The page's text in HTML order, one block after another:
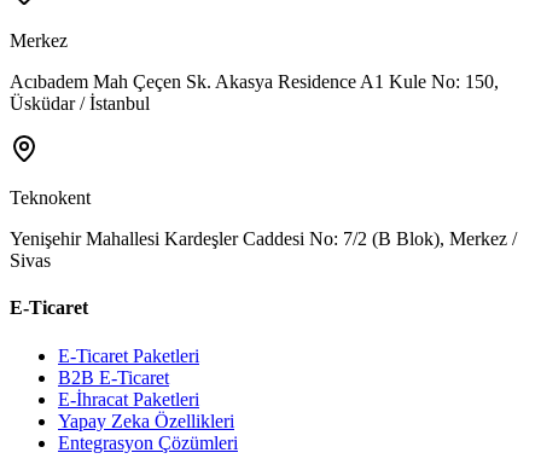
Merkez
Acıbadem Mah Çeçen Sk. Akasya Residence A1 Kule No: 150,
Üsküdar / İstanbul
Teknokent
Yenişehir Mahallesi Kardeşler Caddesi No: 7/2 (B Blok), Merkez /
Sivas
E-Ticaret
E-Ticaret Paketleri
B2B E-Ticaret
E-İhracat Paketleri
Yapay Zeka Özellikleri
Entegrasyon Çözümleri